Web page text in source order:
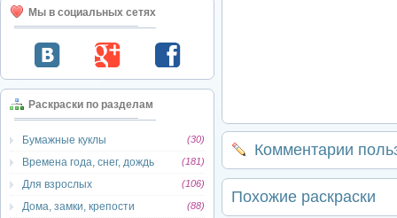
Мы в социальных сетях
Раскраски по разделам
Бумажные куклы (30)
Времена года, снег, дождь (181)
Для взрослых (106)
Дома, замки, крепости (88)
Комментарии
Похожие раскраски